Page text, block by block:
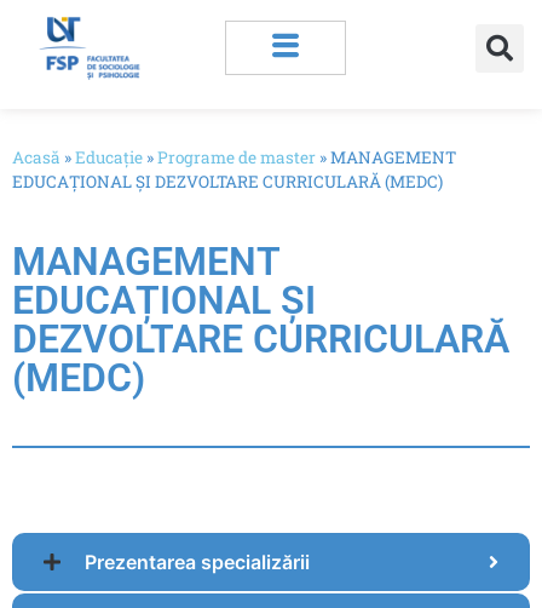
Acasă »Educație »Programe de master »MANAGEMENT
EDUCAȚIONAL ȘI DEZVOLTARE CURRICULARĂ (MEDC)
MANAGEMENT
EDUCAȚIONAL ȘI
DEZVOLTARE CURRICULARĂ
(MEDC)
Prezentarea specializării